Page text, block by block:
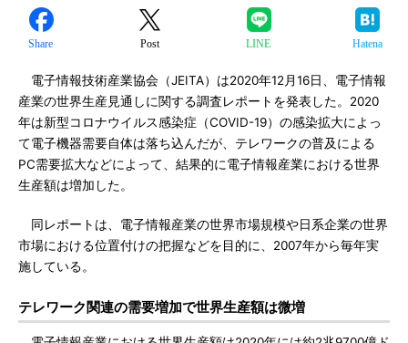
Share Post LINE Hatena
電子情報技術産業協会（JEITA）は2020年12月16日、電子情報
産業の世界生産見通しに関する調査レポートを発表した。2020
年は新型コロナウイルス感染症（COVID-19）の感染拡大によっ
て電子機器需要自体は落ち込んだが、テレワークの普及による
PC需要拡大などによって、結果的に電子情報産業における世界
生産額は増加した。
同レポートは、電子情報産業の世界市場規模や日系企業の世界
市場における位置付けの把握などを目的に、2007年から毎年実
施している。
テレワーク関連の需要増加で世界生産額は微増